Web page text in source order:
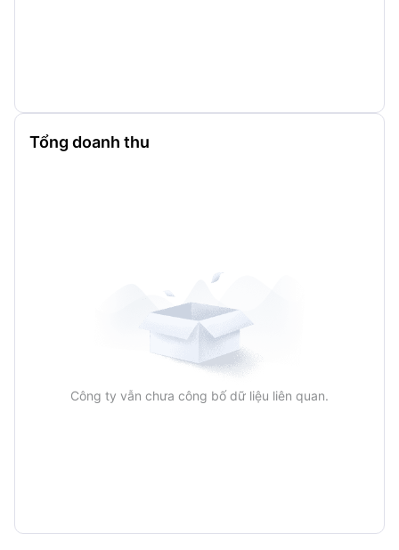
Tổng doanh thu
Công ty vẫn chưa công bố dữ liệu liên quan.